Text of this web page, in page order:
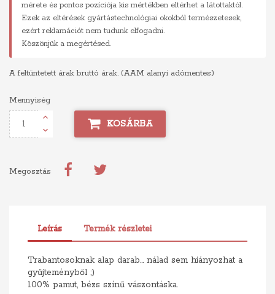
mérete és pontos pozíciója kis mértékben eltérhet a látottaktól.
Ezek az eltérések gyártástechnológiai okokból természetesek,
ezért reklamációt nem tudunk elfogadni.
Köszönjük a megértésed.
A feltüntetett árak bruttó árak. (AAM alanyi adómentes)
Mennyiség
KOSÁRBA
Megosztás
Leírás Termék részletei
Trabantosoknak alap darab... nálad sem hiányozhat a
gyűjteményből ;)
100% pamut, bézs színű vászontáska.